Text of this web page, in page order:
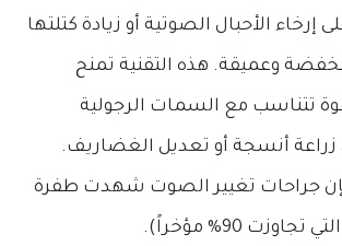
إرخاء الأحبال الصوتية أو زيادة كتلتها
وعميقة. هذه التقنية تمنح
تتناسب مع السمات الرجولية
أنسجة أو تعديل الغضاريف.
جراحات تغيير الصوت شهدت طفرة
90% مؤخراً).